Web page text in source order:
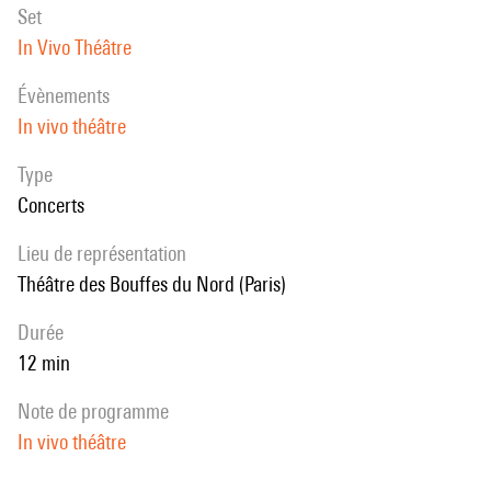
théâtral de jeu de l’interprète joue un rôle aussi important que son
phrasé nerveux, haché, saturé jusqu’à l’interruption, l’œuvre procède
contacts, tout en libérant par instants quelque envolée lyrique
improbable et fragmentaire. Une œuvre sombre et drôle, mélancolique
et puissante, tout à la fois.
J. S.
set
In Vivo Théâtre
évènements
In vivo théâtre
Type
Concerts
Lieu de représentation
Théâtre des Bouffes du Nord (Paris)
durée
12 min
note de programme
In vivo théâtre